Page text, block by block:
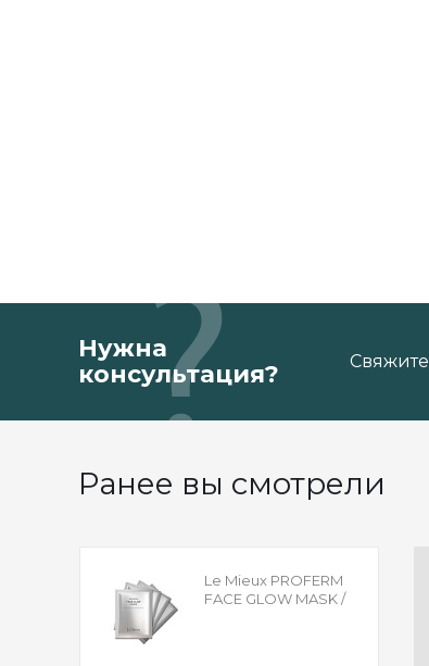
Нужна
консультация?
Ранее вы смотрели
Le Mieux PROFERM
FACE GLOW MASK /